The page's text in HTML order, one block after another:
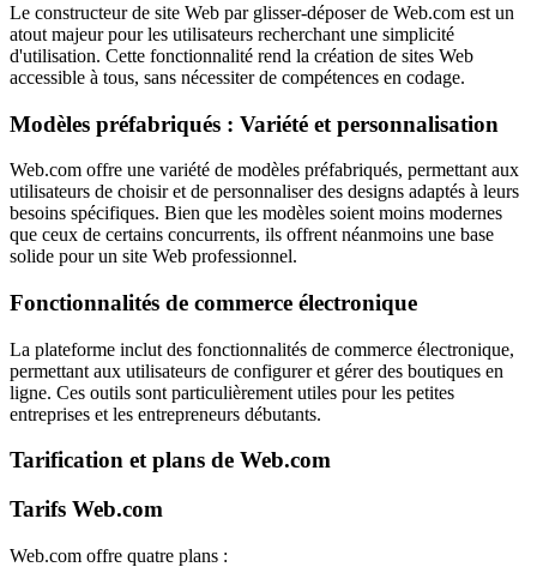
Le constructeur de site Web par glisser-déposer de Web.com est un
atout majeur pour les utilisateurs recherchant une simplicité
d'utilisation. Cette fonctionnalité rend la création de sites Web
accessible à tous, sans nécessiter de compétences en codage.
Modèles préfabriqués : Variété et personnalisation
Web.com offre une variété de modèles préfabriqués, permettant aux
utilisateurs de choisir et de personnaliser des designs adaptés à leurs
besoins spécifiques. Bien que les modèles soient moins modernes
que ceux de certains concurrents, ils offrent néanmoins une base
solide pour un site Web professionnel.
Fonctionnalités de commerce électronique
La plateforme inclut des fonctionnalités de commerce électronique,
permettant aux utilisateurs de configurer et gérer des boutiques en
ligne. Ces outils sont particulièrement utiles pour les petites
entreprises et les entrepreneurs débutants.
Tarification et plans de Web.com
Tarifs Web.com
Web.com offre quatre plans :